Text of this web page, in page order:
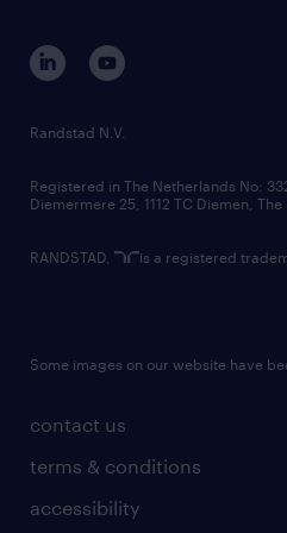
corporate governance
randstad innovation fund
country websites
contact us
terms & conditions
accessibility
Randstad N.V.
Registered in The Netherlands No:
Diemermere 25, 1112 TC Diemen, The
RANDSTAD, is a registered
Some images on our website have